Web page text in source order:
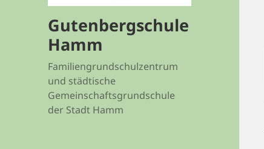
Gutenbergschule
Hamm
Familiengrundschulzentrum
und städtische
Gemeinschaftsgrundschule
der Stadt Hamm